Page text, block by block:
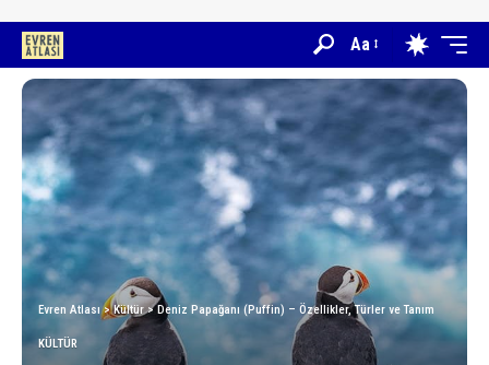
Aa
Evren Atlası>Kültür>Deniz Papağanı (Puffin) – Özellikler, Türler ve Tanım
KÜLTÜR